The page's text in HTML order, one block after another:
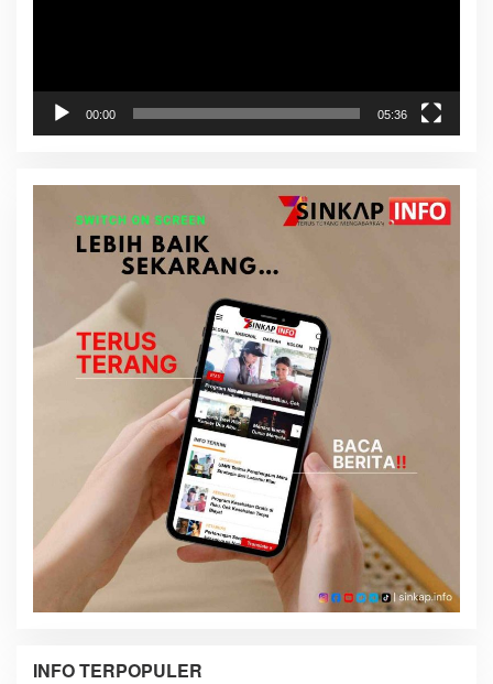
00:00 05:36
INFO TERPOPULER